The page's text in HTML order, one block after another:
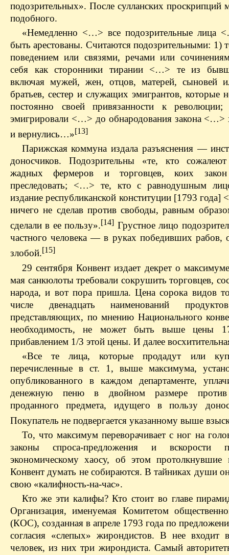
подозрительных». После сулланских проскрипций
подобного.
«Немедленно <…> все подозрительные лица
быть арестованы. Считаются подозрительными: 1)
поведением или связями, речами или
себя как сторонники тирании <…> те из
включая мужей, жен, отцов, матерей, сыновей
братьев, сестер и служащих эмигрантов, которые
постоянно своей привязанности к
эмигрировали <…> до обнародования закона <…>
и вернулись…»[13]
Парижская коммуна издала разъяснения —
доносчиков. Подозрительны «те, кто
жадных фермеров и торговцев, коих
преследовать; <…> те, кто с равнодушным
издание республиканской конституции [1793 года]
ничего не сделав против свободы, равным
сделали в ее пользу».[14] Грустное лицо
частного человека — в руках победивших рабов,
злобой.[15]
29 сентября Конвент издает декрет о
мая санкюлоты требовали сокрушить торговцев,
народа, и вот пора пришла. Цена сорока видов
числе двенадцать наименований
представляющих, по мнению Национального
необходимость, не может быть выше цены
прибавлением 1/3 этой цены. И далее
«Все те лица, которые продадут или
перечисленные в ст. 1, выше максимума,
опубликованного в каждом департаменте,
денежную пеню в двойном размере против
проданного предмета, идущего в пользу
Покупатель не подвергается указанному выше
То, что максимум переворачивает с ног на
законы спроса-предложения и вскорости
экономическому хаосу, об этом
Конвент думать не собираются. В тайниках души
свою «калифность-на-час».
Кто же эти калифы? Кто стоит во главе
Организация, именуемая Комитетом
(КОС), созданная в апреле 1793 года по
согласия «слепых» жирондистов. В нее входит
человек, из них три жирондиста. Самый